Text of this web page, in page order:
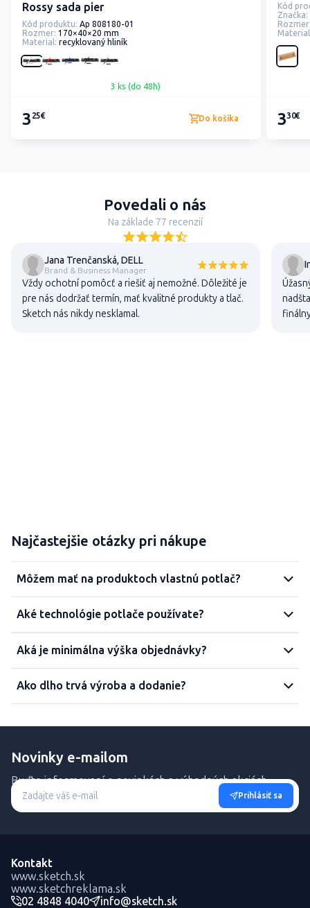
Rossy sada pier
Kód produktu: Ap 808180-01
Rozmer: 170×40×20 mm
Material: recyklovaný hliník
3 ks (do 48h)
3 25€ Do košíka
Kód
Značka:
330€
Povedali o nás
Na základe 77 recenzií
Jana Trenčanská, DELL
Brand & Business Manager
Vždy ochotní pomôcť a riešiť aj nemožné. Dôležité je
pre nás dodržať termín, mať kvalitné produkty a tlač.
Sketch nás nikdy nesklamal.
Najčastejšie otázky pri nákupe
Môžem mať na produktoch vlastnú potlač?
Aké technológie potlače používate?
Aká je minimálna výška objednávky?
Ako dlho trvá výroba a dodanie?
Novinky e-mailom
Buďte informovaní o novinkách a výhodných akciách.
Prihlásiť sa
Kontakt
www.sketch.sk
www.sketchreklama.sk
02 4848 4040
info@sketch.sk